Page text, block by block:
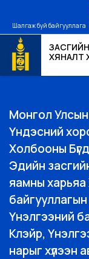
Шалгаж буй байгууллага
ХЯНАЛТ
Монгол Улсын
Үндэсний
Холбооны
Эдийн
яамны харьяа
Үнэлгээний
Клэйр,
нарыг хүлээн